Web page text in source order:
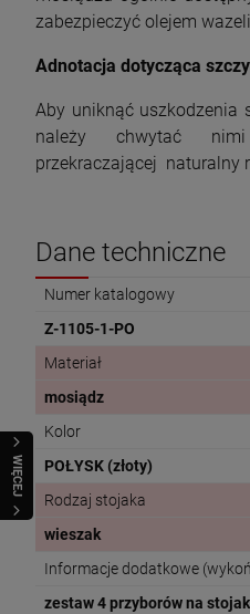
WIĘCEJ
zabezpieczyć olejem
Adnotacja dotycząca
Aby uniknąć uszkodzenia
należy chwytać
przekraczającej naturalny
Dane techniczne
Numer katalogowy
Z-1105-1-PO
Materiał
mosiądz
Kolor
POŁYSK (złoty)
Rodzaj stojaka
wieszak
Informacje dodatkowe
zestaw 4 przyborów na